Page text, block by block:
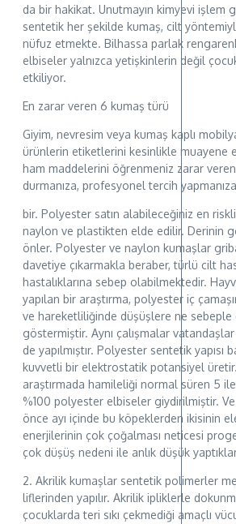
da bir hakikat. Unutmayın kimyevi işlem
sentetik her şekilde kumaş, cilt
nüfuz etmekte. Bilhassa parlak
elbiseler yalnızca yetişkinlerin değil
etkiliyor.
En zarar veren 6 kumaş türü
Giyim, nevresim veya kumaş kaplı
ürünlerin etiketlerini kesinlikle muayene
ham maddelerini öğrenmeniz zarar
durmanıza, profesyonel tercih
bir. Polyester satın alabileceğiniz en
naylon ve plastikten elde edilir. Derinin
önler. Polyester ve naylon kumaşlar
davetiye çıkarmakla beraber, türlü cilt
hastalıklarına sebep olabilmektedir.
yapılan bir araştırma, polyester iç
ve hareketliliğinde düşüşlere ne sebeple
göstermiştir. Aynı çalışmalar
de yapılmıştır. Polyester sentetik yapısı
kuvvetli bir elektrostatik potansiyel
araştırmada hamileliği normal süren 5
%100 polyester elbiseler giydirilmiştir.
önce ayı içinde bu köpeklerden ikisinin
enerjilerinin çok çoğalması neticesi
çok düşüş nedeni ile anlık düşük
2. Akrilik kumaşlar sentetik polimerler
liflerinden yapılır. Akrilik ipliklerle
çocuklarda teri sıkı çekmediği amaçlı